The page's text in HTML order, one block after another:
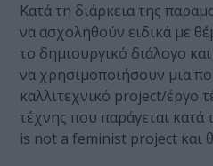
Κατά τη διάρκεια της
να ασχοληθούν ειδικά µε
το δηµιουργικό διάλογο
να χρησιµοποιήσουν µια
καλλιτεχνικό project/έργο
τέχνης που παράγεται
is not a feminist project και